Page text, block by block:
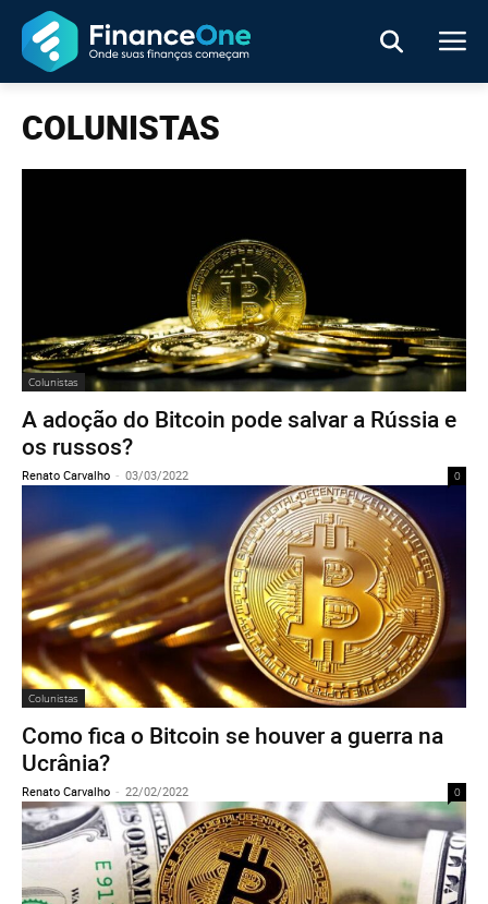
COLUNISTAS
Colunistas
A adoção do Bitcoin pode salvar a Rússia e
os russos?
Renato Carvalho - 03/03/2022 0
Colunistas
Como fica o Bitcoin se houver a guerra na
Ucrânia?
Renato Carvalho - 22/02/2022 0